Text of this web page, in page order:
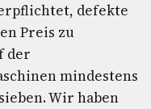
defekte
Preis zu
der
mindestens
Wir haben